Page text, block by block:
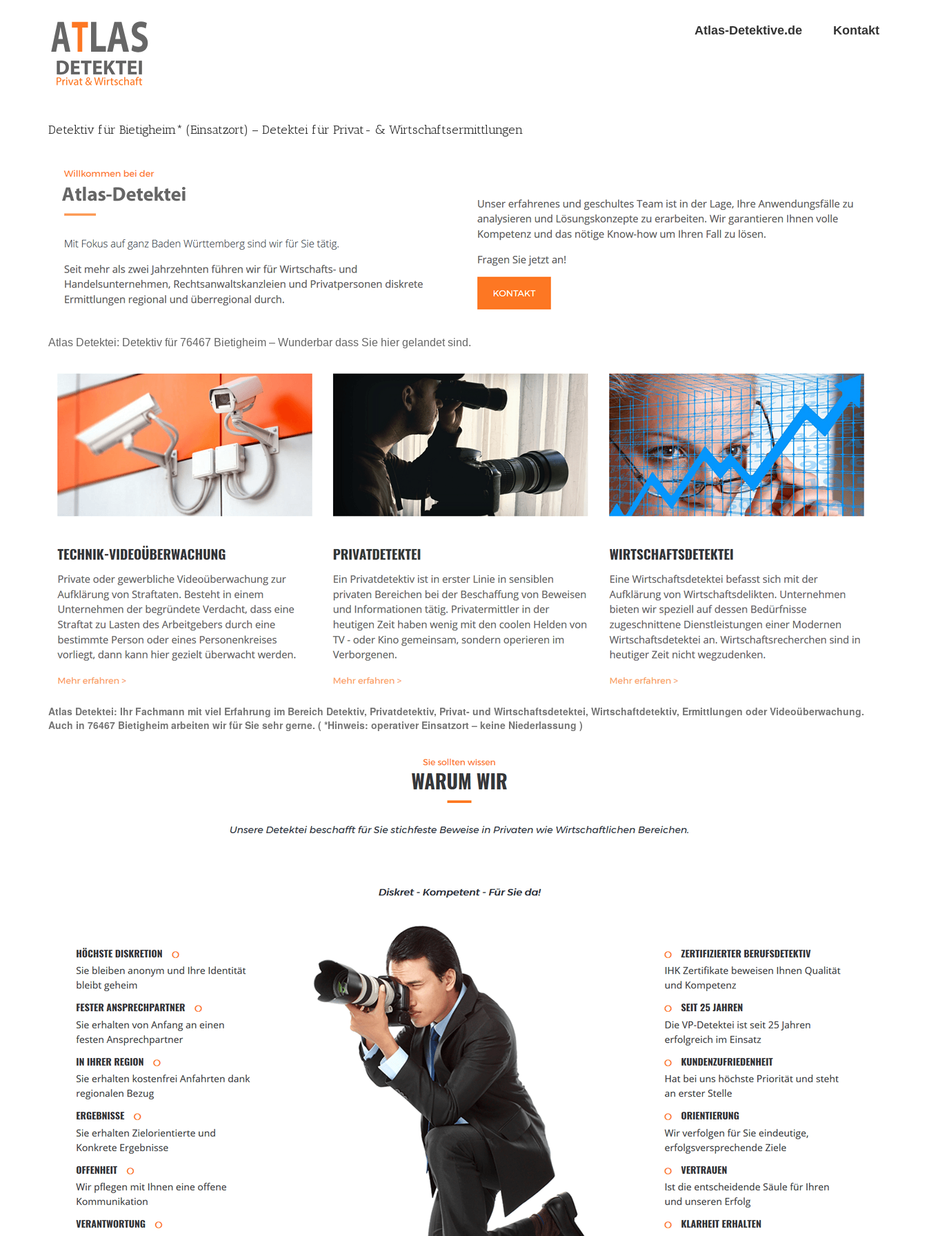
Atlas-Detektive.de Kontakt
Detektiv für Bietigheim* (Einsatzort) – Detektei für Privat- & Wirtschaftsermittlungen
Atlas Detektei: Detektiv für 76467 Bietigheim – Wunderbar dass Sie hier gelandet sind.
Atlas Detektei: Ihr Fachmann mit viel Erfahrung im Bereich Detektiv, Privatdetektiv, Privat- und Wirtschaftsdetektei, Wirtschaftdetektiv, Ermittlungen oder Videoüberwachung.
Auch in 76467 Bietigheim arbeiten wir für Sie sehr gerne. ( *Hinweis: operativer Einsatzort – keine Niederlassung )